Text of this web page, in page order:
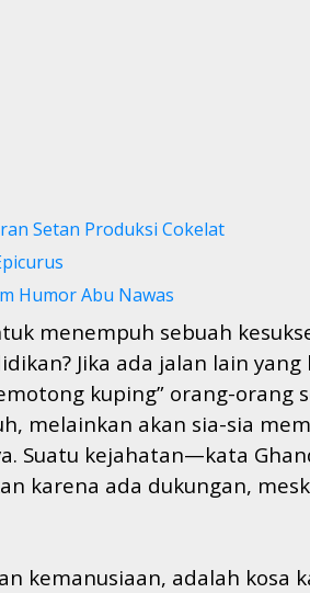
Setan Produksi Cokelat
Humor Abu Nawas
menempuh sebuah
Jika ada jalan lain
kuping” orang-orang
melainkan akan sia-sia
Suatu kejahatan—kata
karena ada dukungan,
kemanusiaan, adalah kosa